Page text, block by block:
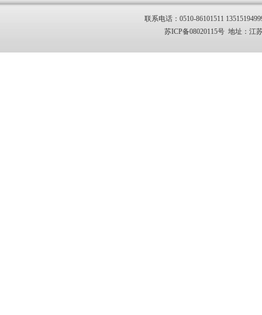
联系电话：0510-86101511
苏ICP备08020115号 地址：